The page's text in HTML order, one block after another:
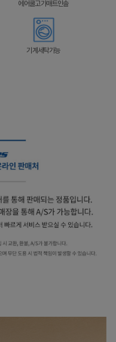
에어쿨고가매트인솔
기계세탁가능